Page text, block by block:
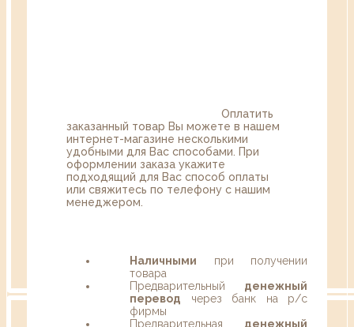
Оплатить
заказанный товар Вы можете в нашем
интернет-магазине несколькими
удобными для Вас способами. При
оформлении заказа укажите
подходящий для Вас способ оплаты
или свяжитесь по телефону с нашим
менеджером.
Наличными при получении
товара
Предварительный денежный
перевод через банк на р/с
фирмы
Предварительная денежный